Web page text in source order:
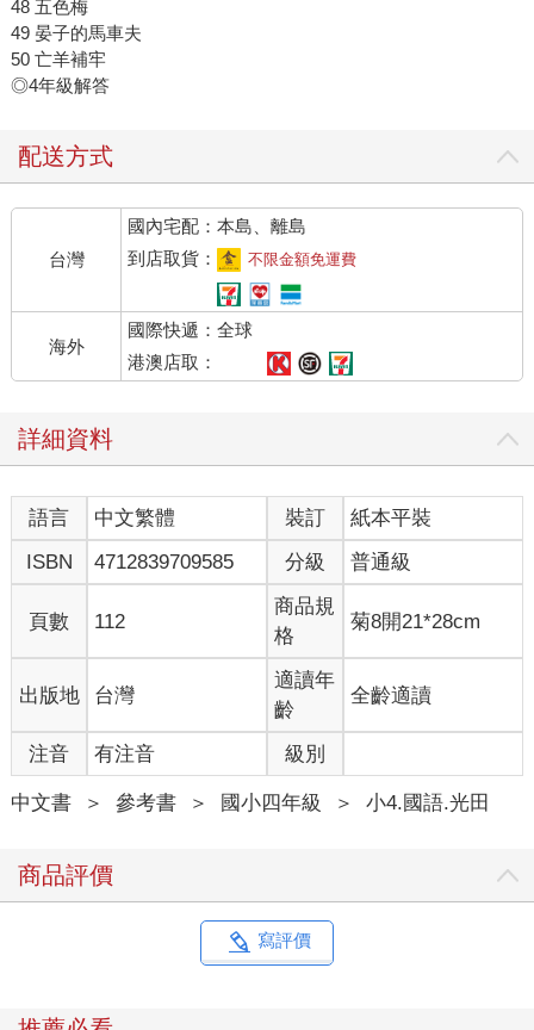
48 五色梅
49 晏子的馬車夫
50 亡羊補牢
◎4年級解答
配送方式
台灣
國內宅配：本島、離島
到店取貨：
不限金額免運費
海外
國際快遞：全球
港澳店取：
詳細資料
語言 中文繁體 裝訂
紙本平裝
ISBN
4712839709585 分級 普通級
頁數 112
商品規
格
菊8開21*28cm
出版地 台灣
適讀年
齡
全齡適讀
注音 有注音 級別
中文書 ＞ 參考書 ＞ 國小四年級 ＞ 小4.國語.光田
商品評價
寫評價